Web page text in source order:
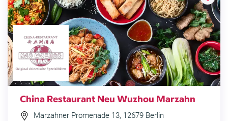
China Restaurant Neu Wuzhou Marzahn
Marzahner Promenade 13, 12679 Berlin